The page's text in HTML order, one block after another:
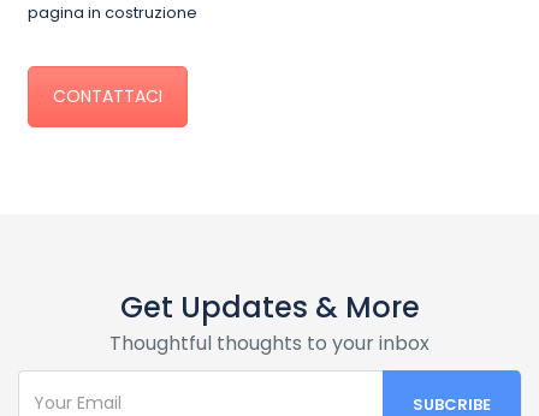
pagina in costruzione
CONTATTACI
Get Updates & More
Thoughtful thoughts to your inbox